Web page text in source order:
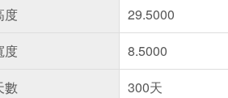
度
29.5000
度
8.5000
數
300天